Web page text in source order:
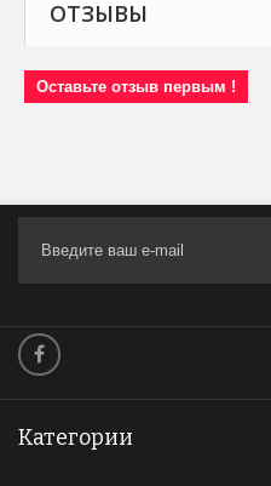
ОТЗЫВЫ
Оставьте отзыв первым !
Категории